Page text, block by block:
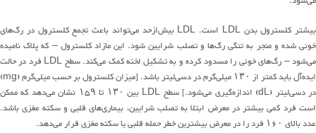
بیشتر کلسترول بدنLDL است. LDL بیشازحدمیتواند باعث تجمع کلسترول در رگهای
خونی شده و منجر به تنگیرگ‌ها و تصلب شرایین شود. این مازادکلسترول – کهپلاک نامیده
میشود–رگهایخونی را مسدود کرده و به تشکیل لخته کمکمیکند.سطحLDL فرد در حالت
ایدهآلباید کمتر از ۱۳۰ میلیگرمدردسیلیترباشد. [میزان کلسترول بر حسبمیلیگرم(mg)
دردسیلیتر (dL) اندازهگیری میشود.]سطح LDL بین ۱۳۰ تا ۱۵۹ نشانمیدهد که ممکن
است فرد کمی بیشتر در معرض ابتلا به تصلب شرایین، بیماریهایقلبی و سکته مغزی باشد.
عددبالای ۱۶۰ فرد را در معرض بیشترین خطر حمله قلبی یا سکته مغزی قرارمیدهد.